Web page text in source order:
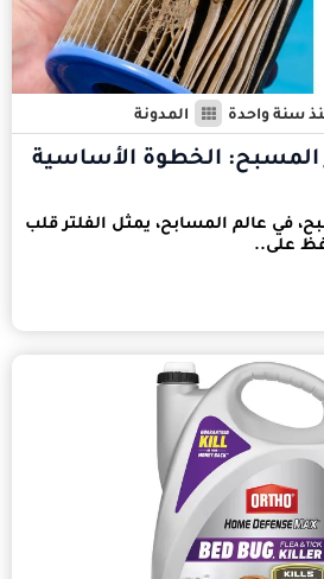
سنة واحدة المدونة
المسبح: الخطوة الأساسية
في عالم المسابح، يمثل الفلتر قلب
على..